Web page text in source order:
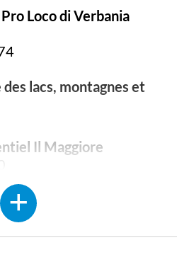
Loco di Verbania
lacs, montagnes et
Il Maggiore
- 0323 502254